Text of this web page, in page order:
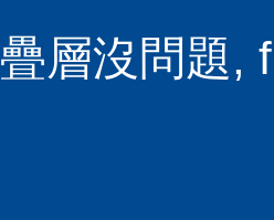
疊層沒問題,